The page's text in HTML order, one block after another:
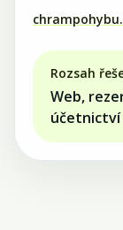
Rozsah
Web,